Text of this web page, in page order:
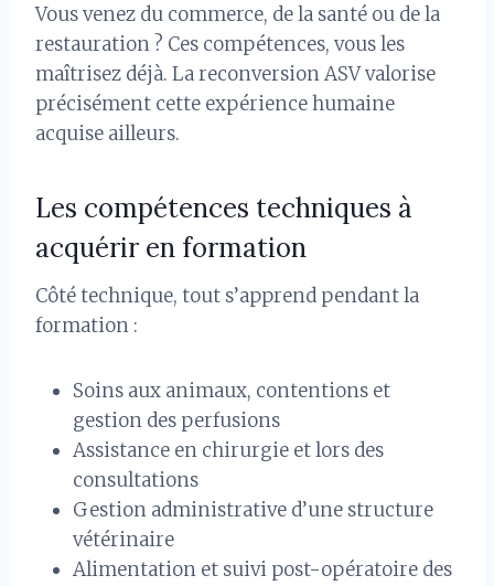
Vous venez du commerce, de la santé ou de la
restauration ? Ces compétences, vous les
maîtrisez déjà. La reconversion ASV valorise
précisément cette expérience humaine
acquise ailleurs.
Les compétences techniques à
acquérir en formation
Côté technique, tout s’apprend pendant la
formation :
Soins aux animaux, contentions et
gestion des perfusions
Assistance en chirurgie et lors des
consultations
Gestion administrative d’une structure
vétérinaire
Alimentation et suivi post-opératoire des